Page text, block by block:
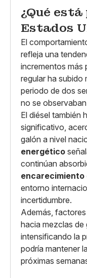
¿Qué
Estados
El
refleja una
incrementos más
regular ha subido
periodo de dos
no se
El diésel también
significativo,
galón a nivel
energético
continúan
encarecimiento
entorno
incertidumbre.
Además,
hacia mezclas de
intensificando la
podría mantener
próximas